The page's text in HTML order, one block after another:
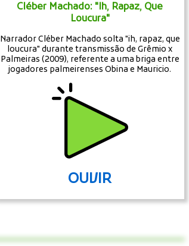
Cléber Machado: "Ih, Rapaz, Que
Loucura"
Narrador Cléber Machado solta "ih, rapaz, que
loucura" durante transmissão de Grêmio x
Palmeiras (2009), referente a uma briga entre
jogadores palmeirenses Obina e Mauricio.
OUVIR